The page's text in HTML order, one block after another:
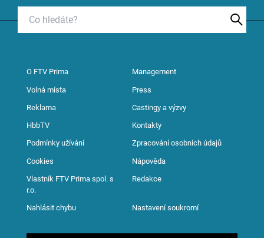
O FTV Prima Management
Volná místa Press
Reklama Castingy a výzvy
HbbTV Kontakty
Podmínky užívání Zpracování osobních údajů
Cookies Nápověda
Vlastník FTV Prima spol. s
r.o.
Redakce
Nahlásit chybu Nastavení soukromí